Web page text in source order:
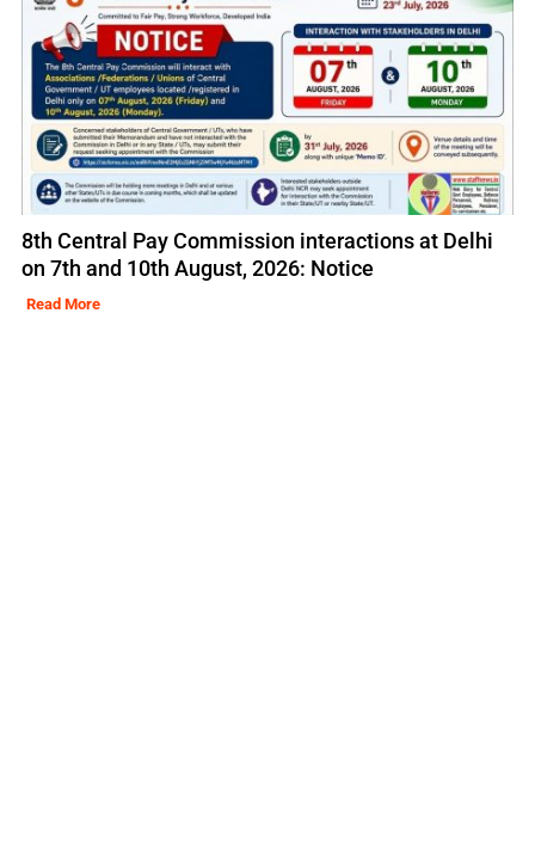
8th Central Pay Commission interactions at Delhi
on 7th and 10th August, 2026: Notice
Read More